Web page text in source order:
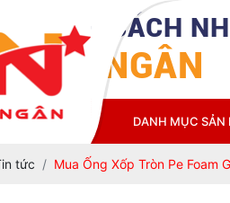
TNHH CÁCH
NGÂN
GIỚI THIỆU DANH MỤC SẢN
tức Mua Ống Xốp Tròn Pe Foam